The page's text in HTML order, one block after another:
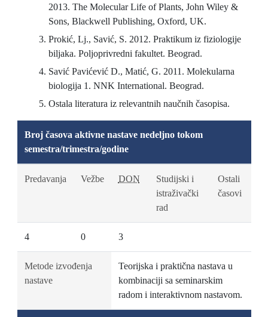
2013. The Molecular Life of Plants, John Wiley &
Sons, Blackwell Publishing, Oxford, UK.
Prokić, Lj., Savić, S. 2012. Praktikum iz fiziologije
biljaka. Poljoprivredni fakultet. Beograd.
Savić Pavićević D., Matić, G. 2011. Molekularna
biologija 1. NNK International. Beograd.
Ostala literatura iz relevantnih naučnih časopisa.
Broj časova aktivne nastave nedeljno tokom
semestra/trimestra/godine
Predavanja Vežbe DON
Studijski i
istraživački
rad
Ostali
časovi
4 0 3
Metode izvođenja
nastave
Teorijska i praktična nastava u
kombinaciji sa seminarskim
radom i interaktivnom nastavom.